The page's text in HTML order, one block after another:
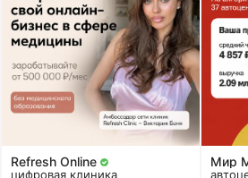
Refresh Online
цифровая клиника
Мир